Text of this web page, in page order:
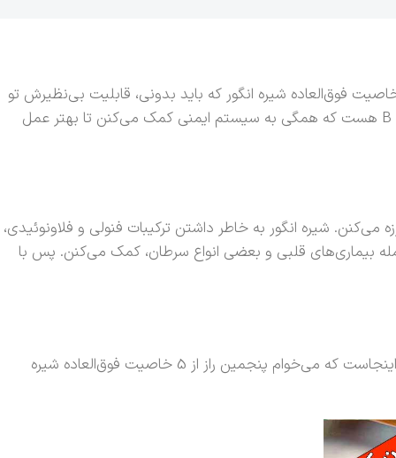
دنیای پر از ویروس و باکتری، داشتن یه سیستم ایمنی قوی، مثل داشتن یه سپر دفاعیه که ازت محافظت می‌کنه. یکی دیگه از 5 خاصیت فوق‌العاده شیره انگور که باید بدونی، قابلیت بی‌نظیرش تو
تقویت سیستم ایمنیه. شیره انگور پر از آنتی‌اکسیدان‌ها و ویتامین‌هایی مثل ویتامین C (البته به مقدار کمتر نسبت به انگور تازه) و گروه B هست که همگی به سیستم ایمنی کمک می‌کنن تا بهتر عمل
شیره انگور به خاطر داشتن ترکیبات فنولی و فلاونوئیدی،
جمله بیماری‌های قلبی و بعضی انواع سرطان، کمک می‌کنن. پس با
حالت خوبه وقتی معدت راحت باشه و روده‌هات تنظیم؟ قطعاً بله! خیلی‌ها از مشکلات گوارشی مثل یبوست یا سوءهاضمه رنج می‌برن. اینجاست که می‌خوام پنجمین راز از 5 خاصیت فوق‌العاده شیره